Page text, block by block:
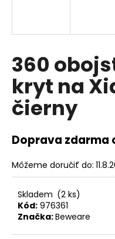
360
kryt na
čierny
Doprava zdarma
Môžeme doručiť do:
Skladem (2 ks)
Kód: 976361
Značka:Beweare
d
o
r
ú
č
a
e